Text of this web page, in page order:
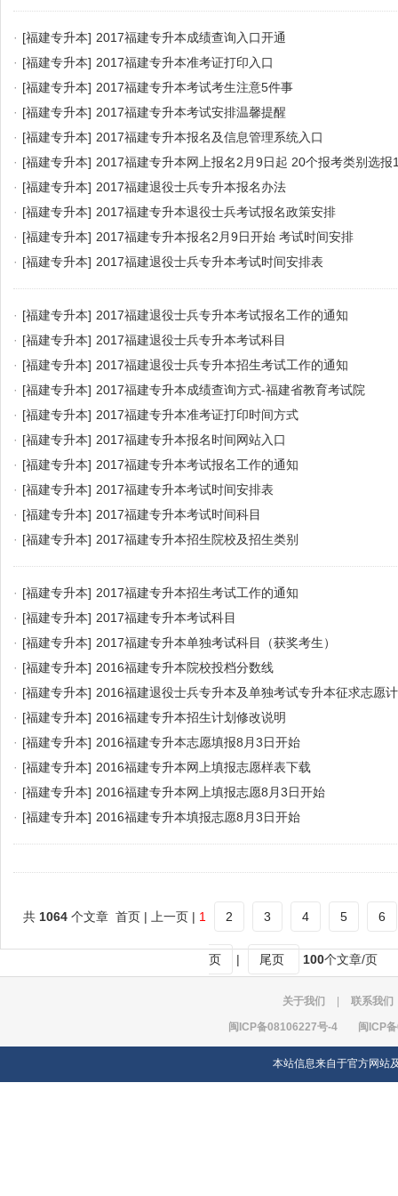
· [福建专升本] 2017福建专升本成绩查询入口开通
· [福建专升本] 2017福建专升本准考证打印入口
· [福建专升本] 2017福建专升本考试考生注意5件事
· [福建专升本] 2017福建专升本考试安排温馨提醒
· [福建专升本] 2017福建专升本报名及信息管理系统入口
· [福建专升本] 2017福建专升本网上报名2月9日起 20个报考类别选报
· [福建专升本] 2017福建退役士兵专升本报名办法
· [福建专升本] 2017福建专升本退役士兵考试报名政策安排
· [福建专升本] 2017福建专升本报名2月9日开始 考试时间安排
· [福建专升本] 2017福建退役士兵专升本考试时间安排表
· [福建专升本] 2017福建退役士兵专升本考试报名工作的通知
· [福建专升本] 2017福建退役士兵专升本考试科目
· [福建专升本] 2017福建退役士兵专升本招生考试工作的通知
· [福建专升本] 2017福建专升本成绩查询方式-福建省教育考试院
· [福建专升本] 2017福建专升本准考证打印时间方式
· [福建专升本] 2017福建专升本报名时间网站入口
· [福建专升本] 2017福建专升本考试报名工作的通知
· [福建专升本] 2017福建专升本考试时间安排表
· [福建专升本] 2017福建专升本考试时间科目
· [福建专升本] 2017福建专升本招生院校及招生类别
· [福建专升本] 2017福建专升本招生考试工作的通知
· [福建专升本] 2017福建专升本考试科目
· [福建专升本] 2017福建专升本单独考试科目（获奖考生）
· [福建专升本] 2016福建专升本院校投档分数线
· [福建专升本] 2016福建退役士兵专升本及单独考试专升本征求志愿
· [福建专升本] 2016福建专升本招生计划修改说明
· [福建专升本] 2016福建专升本志愿填报8月3日开始
· [福建专升本] 2016福建专升本网上填报志愿样表下载
· [福建专升本] 2016福建专升本网上填报志愿8月3日开始
· [福建专升本] 2016福建专升本填报志愿8月3日开始
共 1064 个文章 首页 | 上一页 | 1 2 3 4 5 6
页 | 尾页 100个文章/页
关于我们 联系我们
闽ICP备08106227号-4 闽ICP
本站信息来自于官方网站